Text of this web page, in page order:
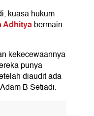
kuasa hukum
Adhityabermain
kekecewaannya
punya
diaudit ada
B Setiadi.